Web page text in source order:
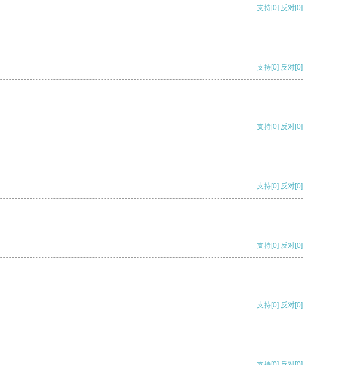
支持[0] 反对[0]
支持[0] 反对[0]
支持[0] 反对[0]
支持[0] 反对[0]
支持[0] 反对[0]
支持[0] 反对[0]